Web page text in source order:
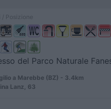
del Parco Naturale
a Marebbe (BZ) - 3.4km
Lanz, 63